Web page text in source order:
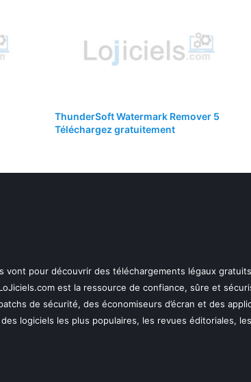
ThunderSoft Watermark Remover 5
Téléchargez gratuitement
vont pour découvrir des téléchargements légaux
est la ressource de confiance, sûre et
de sécurité, des économiseurs d’écran et des
logiciels les plus populaires, les revues éditoriales,